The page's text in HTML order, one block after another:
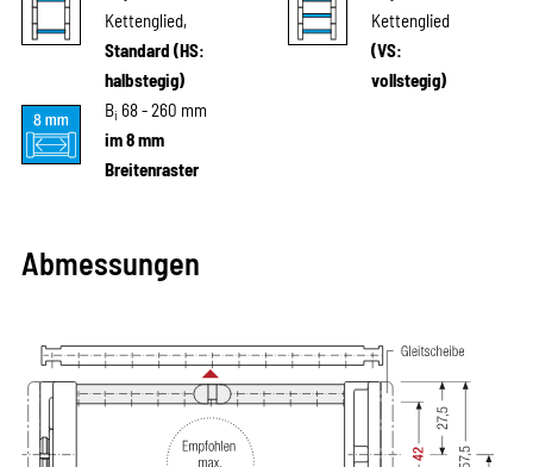
Kettenglied,
Standard (HS:
halbstegig)
Kettenglied
(VS:
vollstegig)
Bi 68 - 260 mm
im 8 mm
Breitenraster
Abmessungen